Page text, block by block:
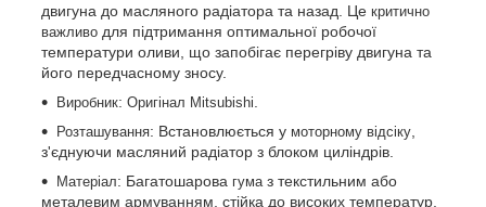
двигуна до масляного радіатора та назад. Це критично
важливо для підтримання оптимальної робочої
температури оливи, що запобігає перегріву двигуна та
його передчасному зносу.
Виробник: Оригінал Mitsubishi
Розташування: Встановлюється у моторному відсіку
з'єднуючи масляний радіатор з блоком циліндрів.
Матеріал: Багатошарова гума з текстильним або
металевим армуванням, стійка до високих температур,